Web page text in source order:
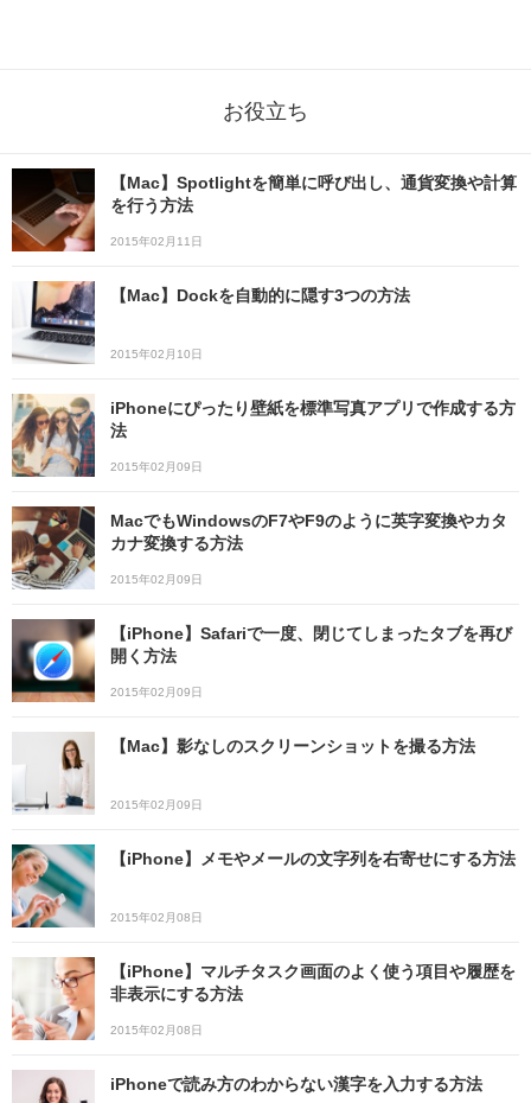
お役立ち
【Mac】Spotlightを簡単に呼び出し、通貨変換や計算
を行う方法
2015年02月11日
【Mac】Dockを自動的に隠す3つの方法
2015年02月10日
iPhoneにぴったり壁紙を標準写真アプリで作成する方
法
2015年02月09日
MacでもWindowsのF7やF9のように英字変換やカタ
カナ変換する方法
2015年02月09日
【iPhone】Safariで一度、閉じてしまったタブを再び
開く方法
2015年02月09日
【Mac】影なしのスクリーンショットを撮る方法
2015年02月09日
【iPhone】メモやメールの文字列を右寄せにする方法
2015年02月08日
【iPhone】マルチタスク画面のよく使う項目や履歴を
非表示にする方法
2015年02月08日
iPhoneで読み方のわからない漢字を入力する方法